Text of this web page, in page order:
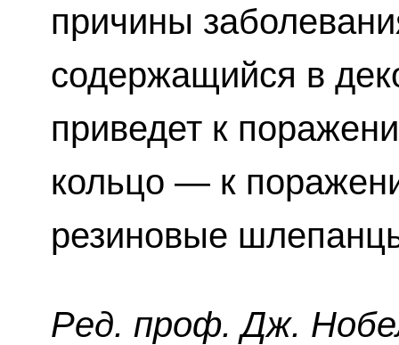
причины
содержащийся в
приведет к
кольцо — к
резиновые
Ред. проф. Дж.